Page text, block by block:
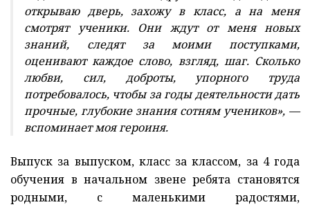
открываю дверь, захожу в класс, а на меня
смотрят ученики. Они ждут от меня новых
знаний, следят за моими поступками,
оценивают каждое слово, взгляд, шаг. Сколько
любви, сил, доброты, упорного труда
потребовалось, чтобы за годы деятельности дать
прочные, глубокие знания сотням учеников», —
вспоминает моя героиня.
Выпуск за выпуском, класс за классом, за 4 года
обучения в начальном звене ребята становятся
родными, с маленькими радостями,